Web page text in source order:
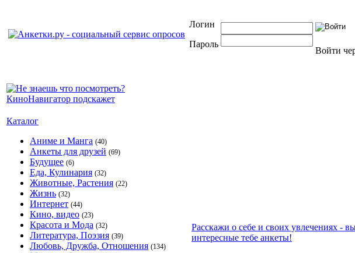
Логин
Пароль
Войти
Каталог
Аниме и Манга (40)
Анкеты для друзей (69)
Будущее (6)
Еда, Кулинария (32)
Животные, Растения (22)
Жизнь (32)
Интернет (44)
Кино, видео (23)
Красота и Мода (32)
Литература, Поэзия (39)
Любовь, Дружба, Отношения (134)
Расскажи о себе и своих увлечениях -
интересные тебе анкеты!